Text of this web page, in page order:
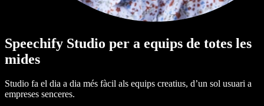
Speechify Studio per a equips de totes les
mides
Studio fa el dia a dia més fàcil als equips creatius, d’un sol usuari a
empreses senceres.